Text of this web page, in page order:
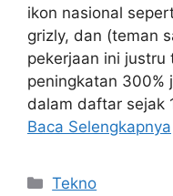
ikon nasional
grizly, dan (teman
pekerjaan ini justru
peningkatan 300%
dalam daftar sejak
Baca Selengkapnya
Kategori
Tekno